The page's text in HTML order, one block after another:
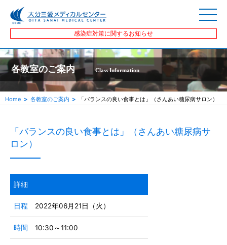
感染症対策に関するお知らせ
各教室のご案内 Class Information
Home 各教室のご案内 「バランスの良い食事とは」（さんあい糖尿病サロン）
「バランスの良い食事とは」（さんあい糖尿病サ
ロン）
詳細
日程 2022年06月21日（火）
時間 10:30～11:00